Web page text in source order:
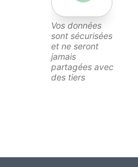
Vos données
sont sécurisées
et ne seront
jamais
partagées avec
des tiers